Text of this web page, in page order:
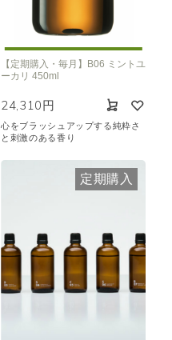
【定期購入・毎月】B06 ミントユ
ーカリ 450ml
24,310円
心をブラッシュアップする純粋さ
と刺激のある香り
定期購入